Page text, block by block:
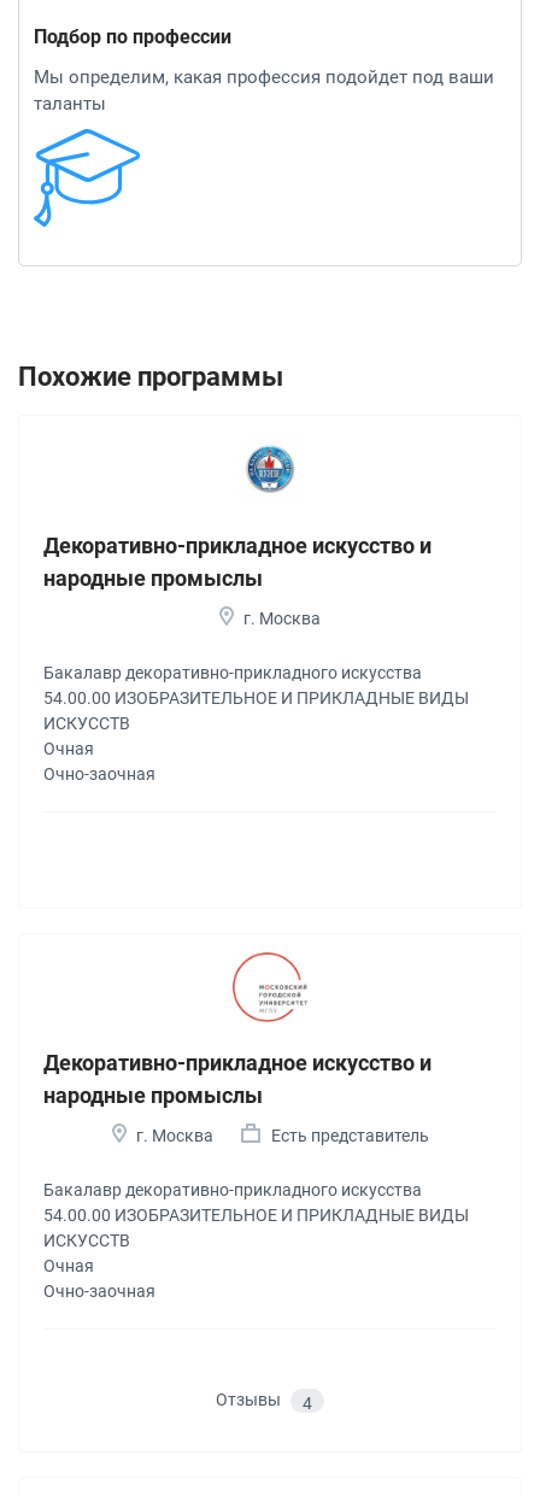
Подбор по профессии
Мы определим, какая профессия подойдет под ваши
таланты
Похожие программы
Декоративно-прикладное искусство и
народные промыслы
г. Москва
Бакалавр декоративно-прикладного искусства
54.00.00 ИЗОБРАЗИТЕЛЬНОЕ И ПРИКЛАДНЫЕ ВИДЫ
ИСКУССТВ
Очная
Очно-заочная
Декоративно-прикладное искусство и
народные промыслы
г. Москва Есть представитель
Бакалавр декоративно-прикладного искусства
54.00.00 ИЗОБРАЗИТЕЛЬНОЕ И ПРИКЛАДНЫЕ ВИДЫ
ИСКУССТВ
Очная
Очно-заочная
Отзывы 4